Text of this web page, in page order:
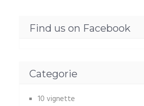
Find us on Facebook
Categorie
10 vignette